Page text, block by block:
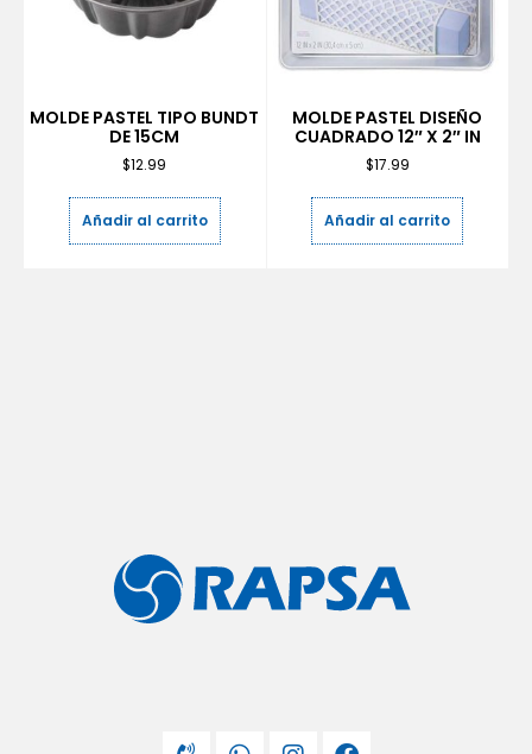
MOLDE PASTEL TIPO BUNDT
DE 15CM
$12.99
Añadir al carrito
MOLDE PASTEL DISEÑO
CUADRADO 12″ X 2″ IN
$17.99
Añadir al carrito